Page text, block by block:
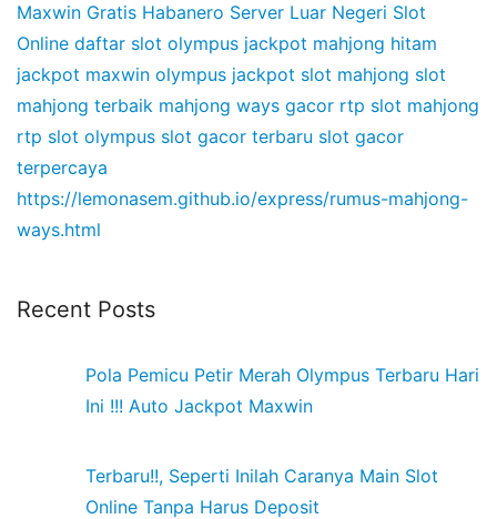
Maxwin Gratis Habanero Server Luar Negeri Slot
Online daftar slot olympus jackpot mahjong hitam
jackpot maxwin olympus jackpot slot mahjong slot
mahjong terbaik mahjong ways gacor rtp slot mahjong
rtp slot olympus slot gacor terbaru slot gacor
terpercaya
https://lemonasem.github.io/express/rumus-mahjong-
ways.html
Recent Posts
Pola Pemicu Petir Merah Olympus Terbaru Hari
Ini !!! Auto Jackpot Maxwin
Terbaru!!, Seperti Inilah Caranya Main Slot
Online Tanpa Harus Deposit